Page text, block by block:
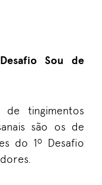
Sou de
de tingimentos
são os de
do 1º Desafio